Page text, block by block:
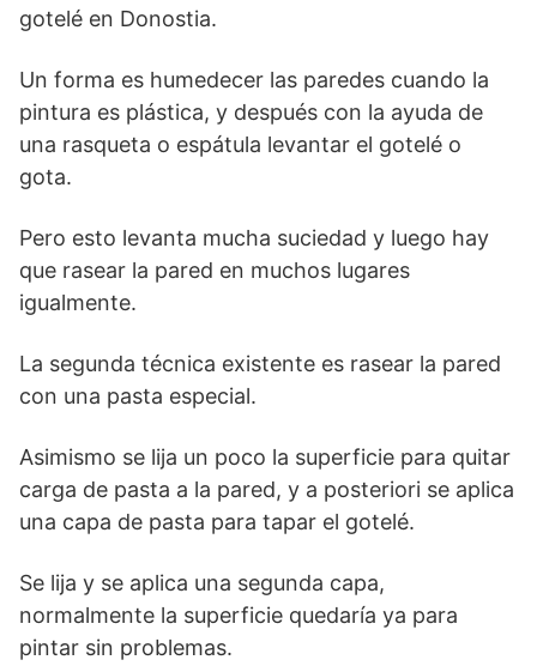
gotelé en Donostia.
Un forma es humedecer las paredes cuando la
pintura es plástica, y después con la ayuda de
una rasqueta o espátula levantar el gotelé o
gota.
Pero esto levanta mucha suciedad y luego hay
que rasear la pared en muchos lugares
igualmente.
La segunda técnica existente es rasear la pared
con una pasta especial.
Asimismo se lija un poco la superficie para quitar
carga de pasta a la pared, y a posteriori se aplica
una capa de pasta para tapar el gotelé.
Se lija y se aplica una segunda capa,
normalmente la superficie quedaría ya para
pintar sin problemas.